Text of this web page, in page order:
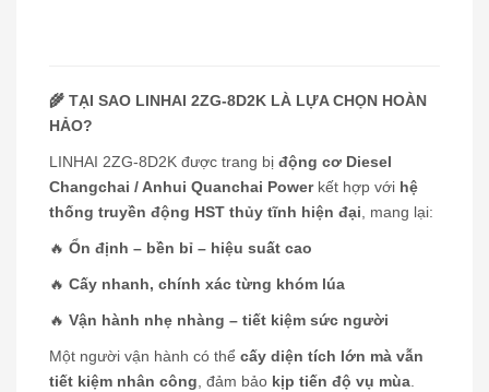
🌾 TẠI SAO LINHAI 2ZG-8D2K LÀ LỰA CHỌN HOÀN
HẢO?
LINHAI 2ZG-8D2K được trang bị động cơ Diesel
Changchai / Anhui Quanchai Powerkết hợp với hệ
thống truyền động HST thủy tĩnh hiện đại , mang lại:
🔥 Ổn định – bền bỉ – hiệu suất cao
🔥 Cấy nhanh, chính xác từng khóm lúa
🔥 Vận hành nhẹ nhàng – tiết kiệm sức người
Một người vận hành có thể cấy diện tích lớn mà vẫn
tiết kiệm nhân công , đảm bảo kịp tiến độ vụ mùa